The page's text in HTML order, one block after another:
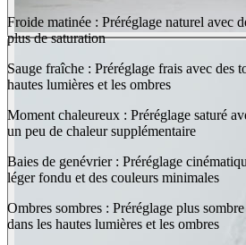
Froide matinée : Préréglage naturel avec
plus de saturation
Sauge fraîche : Préréglage frais avec des
hautes lumières et les ombres
Moment chaleureux : Préréglage saturé
un peu de chaleur supplémentaire
Baies de genévrier : Préréglage
léger fondu et des couleurs minimales
Ombres sombres : Préréglage plus
dans les hautes lumières et les ombres